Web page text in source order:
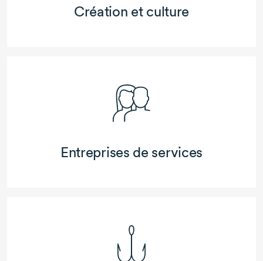
Création et culture
Entreprises de services